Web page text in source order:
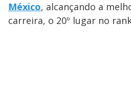
México, alcançando a
carreira, o 20º lugar no